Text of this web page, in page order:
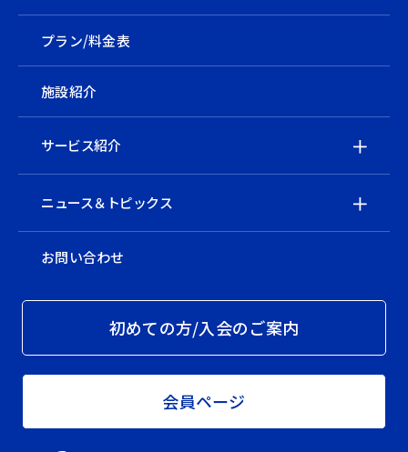
プラン/料金表
施設紹介
サービス紹介
ニュース＆トピックス
お問い合わせ
初めての方/入会のご案内
会員ページ